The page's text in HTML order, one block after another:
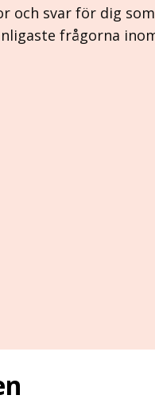
och svar för dig
frågorna